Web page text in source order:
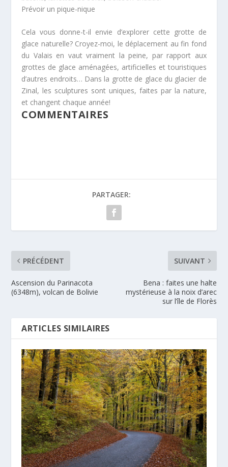
Prévoir un pique-nique
Cela vous donne-t-il envie d’explorer cette grotte de
glace naturelle? Croyez-moi, le déplacement au fin fond
du Valais en vaut vraiment la peine, par rapport aux
grottes de glace aménagées, artificielles et touristiques
d’autres endroits… Dans la grotte de glace du glacier de
Zinal, les sculptures sont uniques, faites par la nature,
et changent chaque année!
COMMENTAIRES
PARTAGER:
PRÉCÉDENT
Ascension du Parinacota
(6348m), volcan de Bolivie
SUIVANT
Bena : faites une halte
mystérieuse à la noix d’arec
sur l’île de Florès
ARTICLES SIMILAIRES